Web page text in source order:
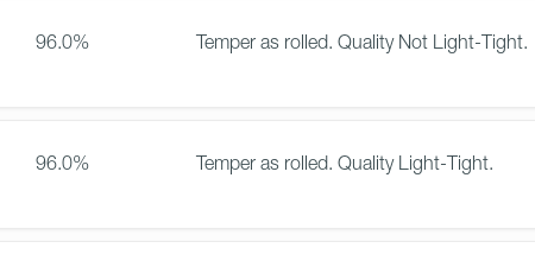
96.0% Temper as rolled. Quality Not Light-Tight.
96.0% Temper as rolled. Quality Light-Tight.